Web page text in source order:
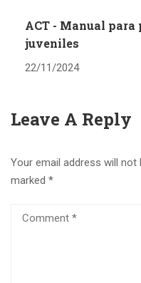
ACT - Manual
juveniles
22/11/2024
Leave A Reply
Your email address will not
marked *